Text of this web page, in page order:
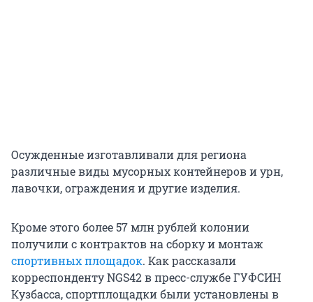
Осужденные изготавливали для региона
различные виды мусорных контейнеров и урн,
лавочки, ограждения и другие изделия.
Кроме этого более 57 млн рублей колонии
получили с контрактов на сборку и монтаж
спортивных площадок. Как рассказали
корреспонденту NGS42 в пресс-службе ГУФСИН
Кузбасса, спортплощадки были установлены в